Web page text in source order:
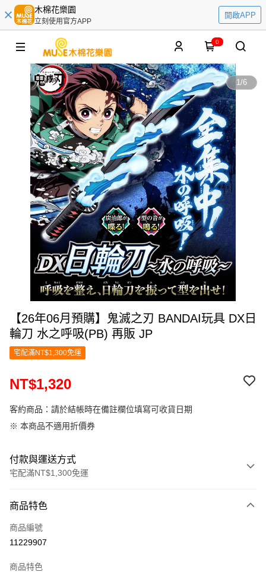
木棉花樂園
立刻使用官方APP
開啟APP
0
1/6
【26年06月預購】鬼滅之刃 BANDAI玩具 DX日
輪刀 水之呼吸(PB) 再販 JP
宅配滿NT$1,300免運
NT$1,320
客約商品：請於結帳時在備註欄位填寫可收貨日期
※ 本商品不適用折價券
付款與運送方式
宅配滿NT$1,300免運
信用卡一次付款
LINE Pay
商品特色
商品編號
11229907
商品特色